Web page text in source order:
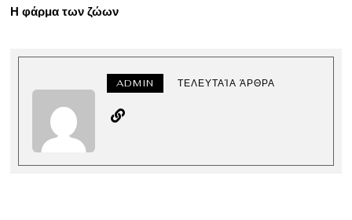
Η φάρμα των ζώων
ADMIN ΤΕΛΕΥΤΑΊΑ ΆΡΘΡΑ